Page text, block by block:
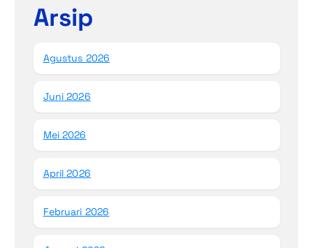
Arsip
Agustus 2026
Juni 2026
Mei 2026
April 2026
Februari 2026